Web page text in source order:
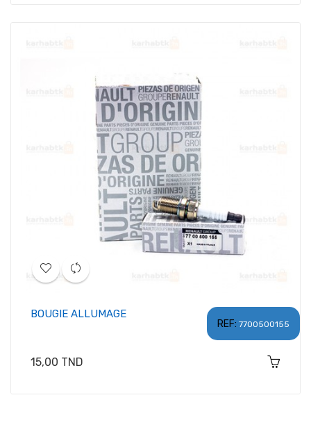
REF: 7700500155
BOUGIE ALLUMAGE
Prix
15,00 TND